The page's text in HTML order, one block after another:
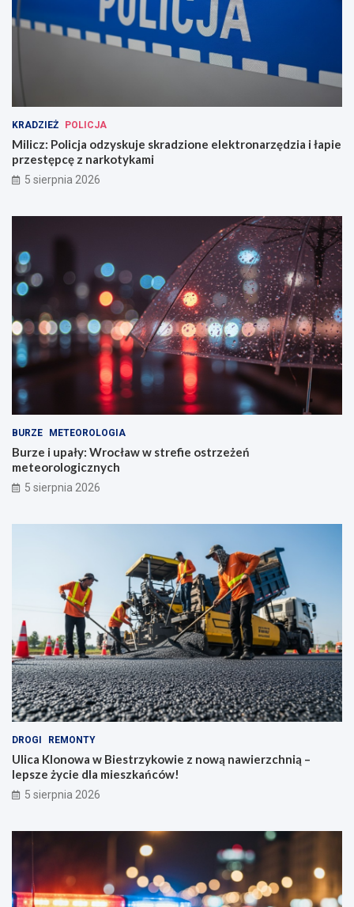
KRADZIEŻ POLICJA
Milicz: Policja odzyskuje skradzione elektronarzędzia i łapie
przestępcę z narkotykami
5 sierpnia 2026
BURZE METEOROLOGIA
Burze i upały: Wrocław w strefie ostrzeżeń
meteorologicznych
5 sierpnia 2026
DROGI REMONTY
Ulica Klonowa w Biestrzykowie z nową nawierzchnią –
lepsze życie dla mieszkańców!
5 sierpnia 2026